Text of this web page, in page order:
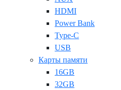
HDMI
Power Bank
Type-C
USB
Карты памяти
16GB
32GB